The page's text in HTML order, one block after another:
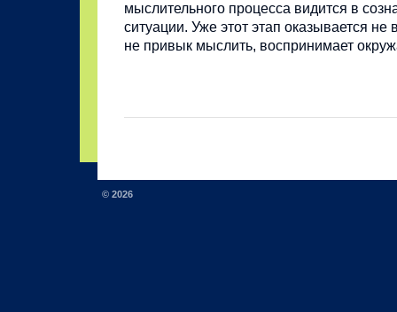
мыслительного процесса видится в
ситуации. Уже этот этап оказывается не
не привык мыслить, воспринимает
© 2026